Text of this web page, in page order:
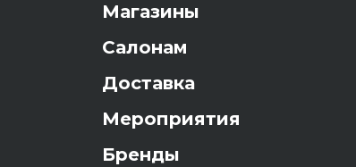
Магазины
Салонам
Доставка
Мероприятия
Бренды